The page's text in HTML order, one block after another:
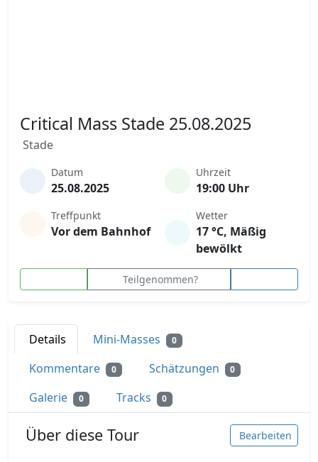
Critical Mass Stade 25.08.2025
Stade
Datum
25.08.2025
Uhrzeit
19:00 Uhr
Treffpunkt
Vor dem Bahnhof
Wetter
17 °C, Mäßig
bewölkt
Teilgenommen?
Details Mini-Masses 0
Kommentare 0 Schätzungen 0
Galerie 0 Tracks 0
Über diese Tour Bearbeiten